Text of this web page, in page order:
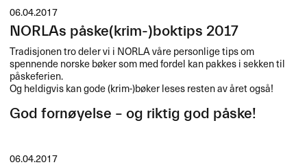
06.04.2017
NORLAs påske(krim-)boktips 2017
Tradisjonen tro deler vi i NORLAvåre personlige tips om
spennende norske bøker som med fordel kan pakkes i sekken til
påskeferien.
Og heldigvis kan gode (krim-)bøker leses resten av året også!
God fornøyelse – og riktig god påske!
06.04.2017